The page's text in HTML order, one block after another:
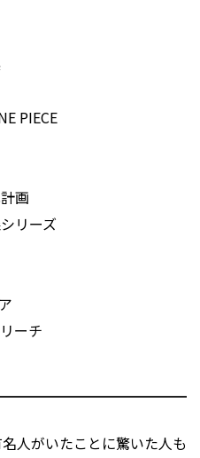
PIECE
画
リーズ
ーチ
人がいたことに驚いた人も